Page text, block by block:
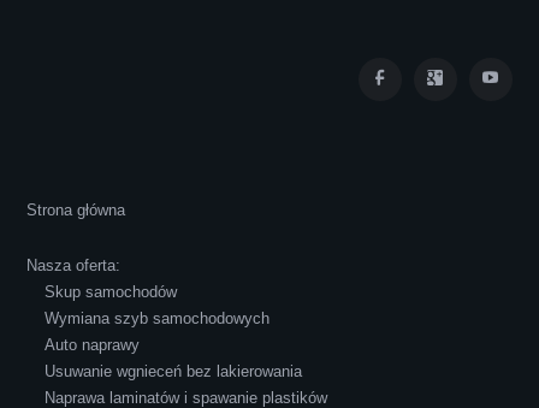
atmosferze, czego z reguły nie można
powiedzieć o innych firmach tego type.
Pozdrawiam i polecam!
Strona główna
Nasza oferta:
Skup samochodów
Wymiana szyb samochodowych
Auto naprawy
Usuwanie wgnieceń bez lakierowania
Naprawa laminatów i spawanie plastików